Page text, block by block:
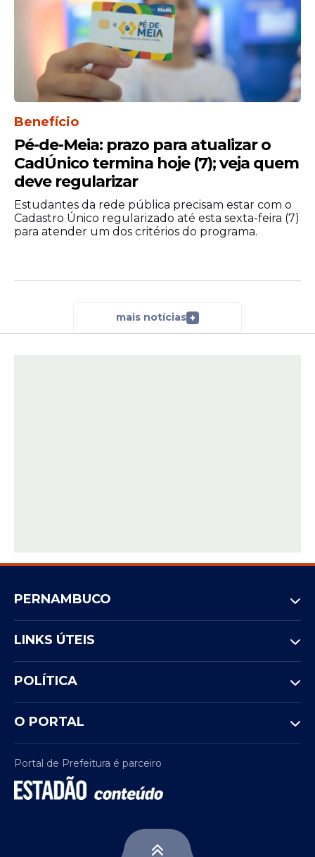
Benefício
Pé-de-Meia: prazo para atualizar o
CadÚnico termina hoje (7); veja quem
deve regularizar
Estudantes da rede pública precisam estar com o
Cadastro Único regularizado até esta sexta-feira (7)
para atender um dos critérios do programa.
mais notícias +
PERNAMBUCO
LINKS ÚTEIS
POLÍTICA
O PORTAL
Portal de Prefeitura é parceiro